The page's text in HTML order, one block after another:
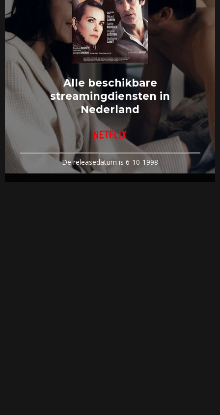
Alle beschikbare
streamingdiensten in
Nederland
De releasedatum is 6-10-1998